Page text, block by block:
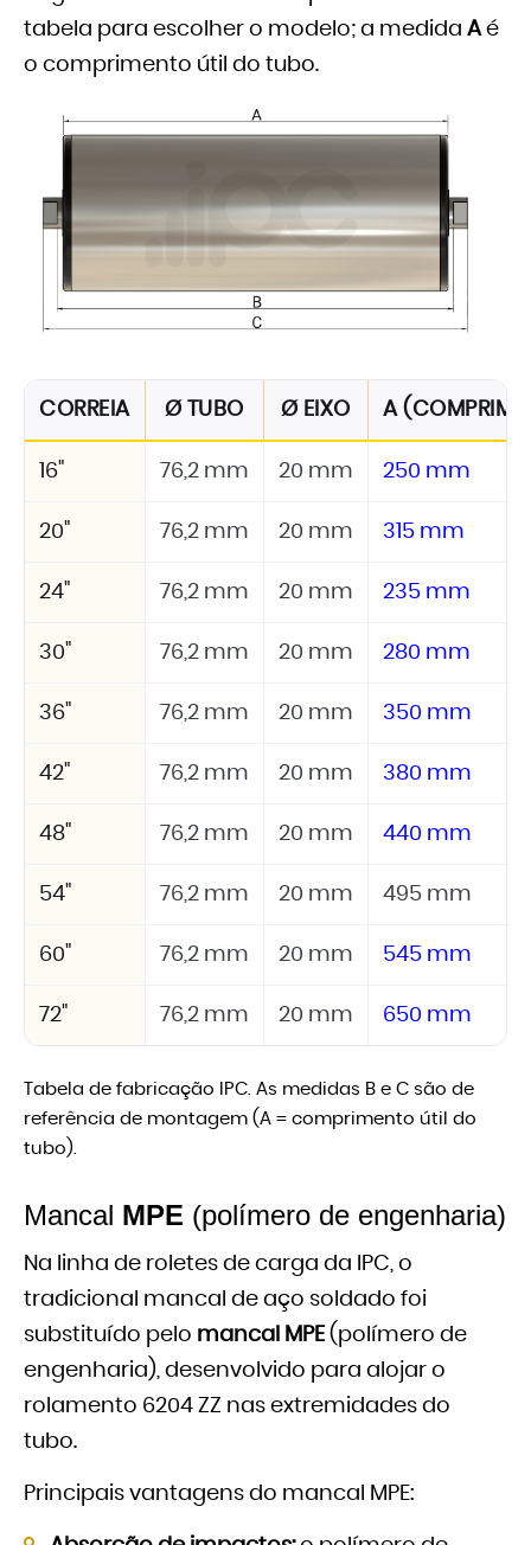
tabela para escolher o modelo; a medida Aé
o comprimento útil do tubo.
CORREIA Ø TUBO Ø EIXO A
16" 76,2 mm 20 mm 250 mm
20" 76,2 mm 20 mm 315 mm
24" 76,2 mm 20 mm 235 mm
30" 76,2 mm 20 mm 280 mm
36" 76,2 mm 20 mm 350 mm
42" 76,2 mm 20 mm 380 mm
48" 76,2 mm 20 mm 440 mm
54" 76,2 mm 20 mm 495 mm
60" 76,2 mm 20 mm 545 mm
72" 76,2 mm 20 mm 650 mm
Tabela de fabricação IPC. As medidas B e C são de
referência de montagem (A = comprimento útil do
tubo).
Mancal MPE (polímero de engenharia)
Na linha de roletes de carga da IPC, o
tradicional mancal de aço soldado foi
substituído pelo mancal MPE (polímero de
engenharia), desenvolvido para alojar o
rolamento 6204 ZZ nas extremidades do
tubo.
Principais vantagens do mancal MPE: